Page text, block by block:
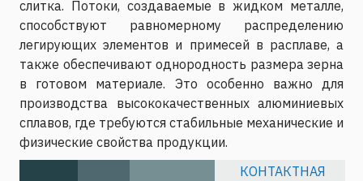
слитка. Потоки, создаваемые в жидком металле,
способствуют равномерному распределению
легирующих элементов и примесей в расплаве, а
также обеспечивают однородность размера зерна
в готовом материале. Это особенно важно для
производства высококачественных алюминиевых
сплавов, где требуются стабильные механические и
физические свойства продукции.
КОНТАКТНАЯ